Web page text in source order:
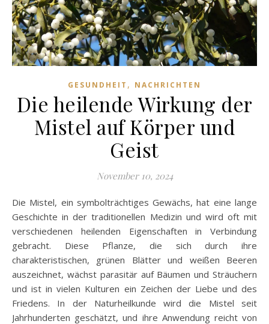
GESUNDHEIT , NACHRICHTEN
Die heilende Wirkung der
Mistel auf Körper und
Geist
November 10, 2024
Die Mistel, ein symbolträchtiges Gewächs, hat eine lange
Geschichte in der traditionellen Medizin und wird oft mit
verschiedenen heilenden Eigenschaften in Verbindung
gebracht. Diese Pflanze, die sich durch ihre
charakteristischen, grünen Blätter und weißen Beeren
auszeichnet, wächst parasitär auf Bäumen und Sträuchern
und ist in vielen Kulturen ein Zeichen der Liebe und des
Friedens. In der Naturheilkunde wird die Mistel seit
Jahrhunderten geschätzt, und ihre Anwendung reicht von